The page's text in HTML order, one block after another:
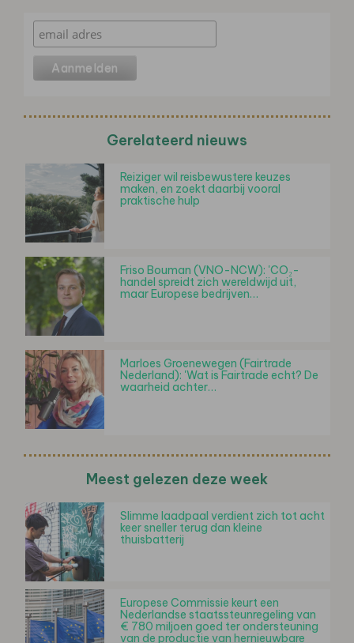
Gerelateerd nieuws
Reiziger wil reisbewustere keuzes
maken, en zoekt daarbij vooral
praktische hulp
Friso Bouman (VNO-NCW): 'CO₂-
handel spreidt zich wereldwijd uit,
maar Europese bedrijven…
Marloes Groenewegen (Fairtrade
Nederland): 'Wat is Fairtrade echt? De
waarheid achter…
Meest gelezen deze week
Slimme laadpaal verdient zich tot acht
keer sneller terug dan kleine
thuisbatterij
Europese Commissie keurt een
Nederlandse staatssteunregeling van
€ 780 miljoen goed ter ondersteuning
van de productie van hernieuwbare